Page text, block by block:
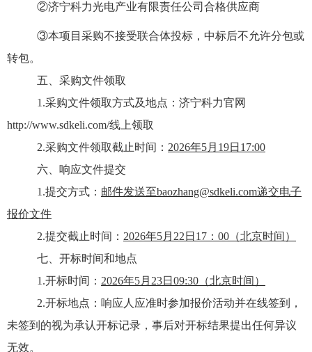
②济宁科力光电产业有限责任公司 合格供应商
③本项目采购不接受联合体投标，中标后不允许分包或
转包。
五、采购文件领取
1.采购文件领取方式及地点 ： 济宁科力官网
http://www.sdkeli.com/线上领取
2.采购文件领取截止时间： 2026年5月 19日 17:00
六、响应文件提交
1.提交方式： 邮件发送至baozhang@sdkeli.com递交电子
报价文件
2.提交截止时间： 2026年5月 22 日 17：00 （北京时间）
七、开标时间和地点
1.开标时间： 2026年5月 23日 09:30（北京时间）
2.开标地点： 响应人应准时参加报价活动并在线签到，
未签到的视为承认开标记录，事后对开标结果提出任何异议
无效。